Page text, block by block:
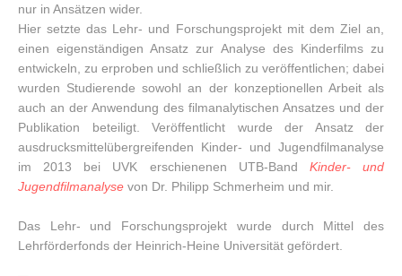
nur in Ansätzen wider.
Hier setzte das Lehr- und Forschungsprojekt mit dem Ziel an,
einen eigenständigen Ansatz zur Analyse des Kinderfilms zu
entwickeln, zu erproben und schließlich zu veröffentlichen; dabei
wurden Studierende sowohl an der konzeptionellen Arbeit als
auch an der Anwendung des filmanalytischen Ansatzes und der
Publikation beteiligt. Veröffentlicht wurde der Ansatz der
ausdrucksmittelübergreifenden Kinder- und Jugendfilmanalyse
im 2013 bei UVK erschienenen UTB-Band Kinder- und
Jugendfilmanalyse von Dr. Philipp Schmerheim und mir.
Das Lehr- und Forschungsprojekt wurde durch Mittel des
Lehrförderfonds der Heinrich-Heine Universität gefördert.